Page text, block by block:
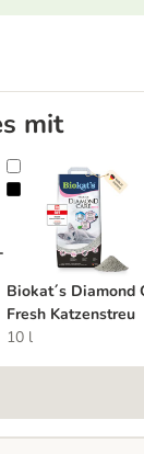
mit
24 x 200 g
Biokat´s Diamond
Biokat´s Diamond
Fresh Katzenstreu
10 l